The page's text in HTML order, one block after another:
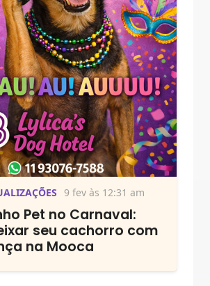
9 fev às 12:31 am
Pet no Carnaval:
seu cachorro com
na Mooca